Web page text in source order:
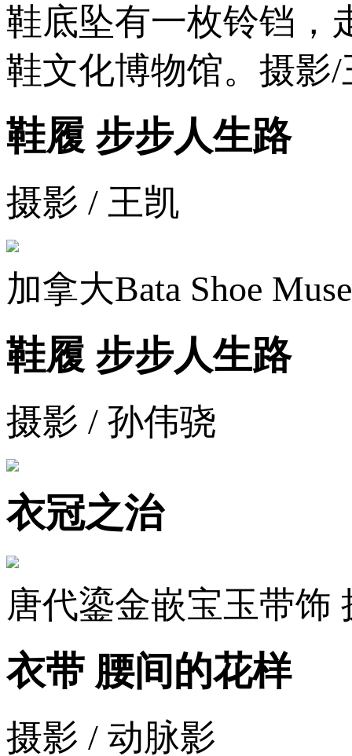
鞋底坠有一枚铃铛，
鞋文化博物馆。摄影/
鞋履 步步人生路
摄影 / 王凯
加拿大Bata Shoe
鞋履 步步人生路
摄影 / 孙伟骁
衣冠之治
唐代鎏金嵌宝玉带饰
衣带 腰间的花样
摄影 / 动脉影